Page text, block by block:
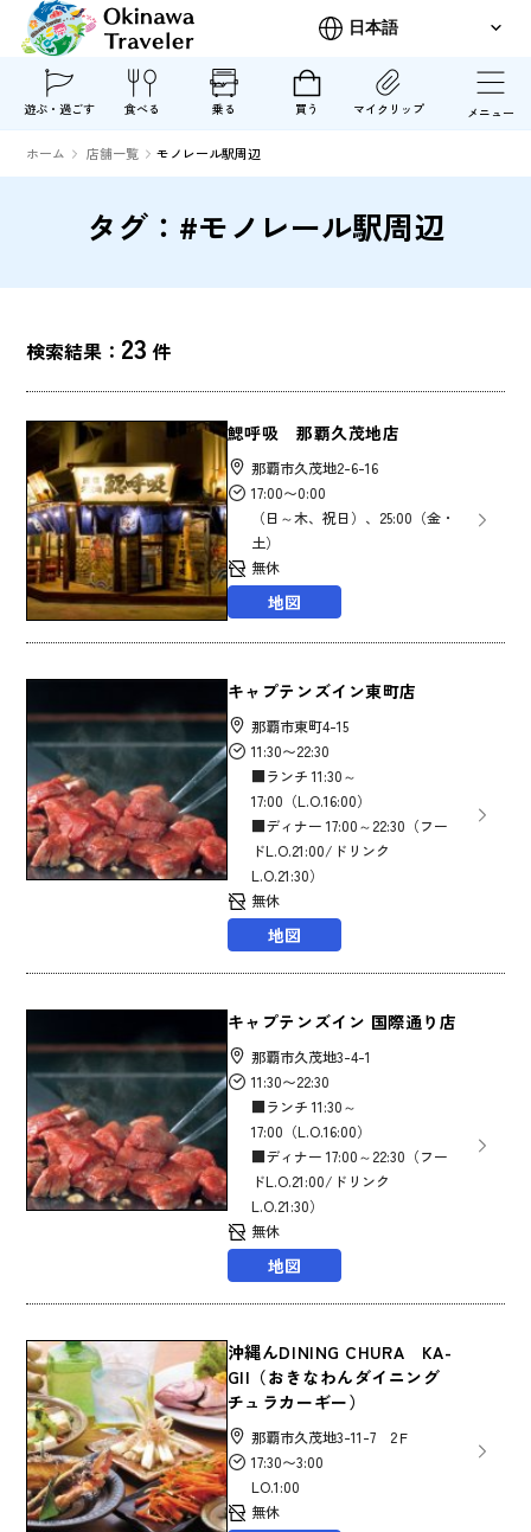
遊ぶ・過ごす 食べる 乗る 買う マイクリップ メニュー
ホーム 店舗一覧 モノレール駅周辺
タグ：#モノレール駅周辺
検索結果： 23 件
鰓呼吸 那覇久茂地店
那覇市久茂地2-6-16
17:00〜0:00
（日～木、祝日）、25:00（金・
土）
無休
地図
キャプテンズイン東町店
那覇市東町4-15
11:30〜22:30
■ランチ 11:30～
17:00（L.O.16:00）
■ディナー 17:00～22:30（フー
ドL.O.21:00/ドリンク
L.O.21:30）
無休
地図
キャプテンズイン 国際通り店
那覇市久茂地3-4-1
11:30〜22:30
■ランチ 11:30～
17:00（L.O.16:00）
■ディナー 17:00～22:30（フー
ドL.O.21:00/ドリンク
L.O.21:30）
無休
地図
沖縄んDINING CHURA KA-
GII（おきなわんダイニング
チュラカーギー）
那覇市久茂地3-11-7 2Ｆ
17:30〜3:00
LO.1:00
無休